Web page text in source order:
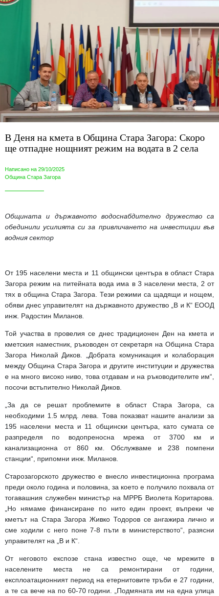
В Деня на кмета в Община Стара Загора: Скоро
ще отпадне нощният режим на водата в 2 села
Написано на 29/10/2025
Община Стара Загора
Общината и държавното водоснабдително дружество са
обединили усилията си за привличането на инвестиции във
водния сектор
От 195 населени места и 11 общински центъра в област Стара
Загора режим на питейната вода има в 3 населени места, 2 от
тях в община Стара Загора. Тези режими са щадящи и нощем,
обяви днес управителят на държавното дружество „В и К“ ЕООД
инж. Радостин Миланов.
Той участва в провелия се днес традиционен Ден на кмета и
кметския наместник, ръководен от секретаря на Община Стара
Загора Николай Диков. „Добрата комуникация и колаборация
между Община Стара Загора и другите институции и дружества
е на много високо ниво, това отдавам и на ръководителите им“,
посочи встъпително Николай Диков.
„За да се решат проблемите в област Стара Загора, са
необходими 1.5 млрд. лева. Това показват нашите анализи за
195 населени места и 11 общински центъра, като сумата се
разпределя по водопреносна мрежа от 3700 км и
канализационна от 860 км. Обслужваме и 238 помпени
станции“, припомни инж. Миланов.
Старозагорското дружество е внесло инвестиционна програма
преди около година и половина, за което е получило похвала от
тогавашния служебен министър на МРРБ Виолета Коритарова.
„Но нямаме финансиране по нито един проект, въпреки че
кметът на Стара Загора Живко Тодоров се ангажира лично и
сме ходили с него поне 7-8 пъти в министерството“, разясни
управителят на „В и К“.
От неговото експозе стана известно още, че мрежите в
населените места не са ремонтирани от години,
експлоатационният период на етернитовите тръби е 27 години,
а те са вече на по 60-70 години. „Подмяната им на една улица